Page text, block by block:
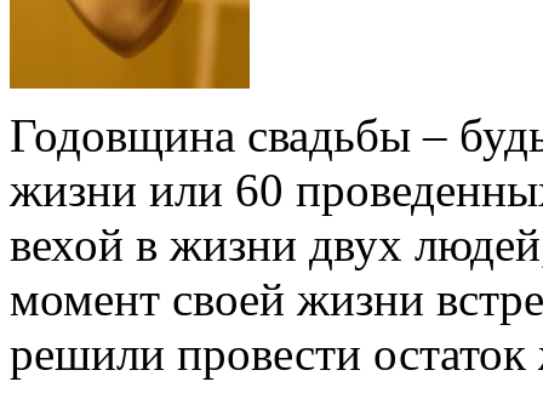
Годовщина свадьбы –
жизни или 60
вехой в жизни двух
момент своей жизни
решили провести